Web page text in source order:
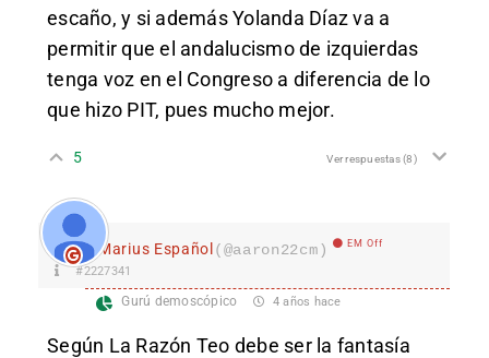
escaño, y si además Yolanda Díaz va a
permitir que el andalucismo de izquierdas
tenga voz en el Congreso a diferencia de lo
que hizo PIT, pues mucho mejor.
5 Ver respuestas(8)
Marius Español(@aaron22cm) EM Off
#2227341
Gurú demoscópico 4 años hace
Según La Razón Teo debe ser la fantasía